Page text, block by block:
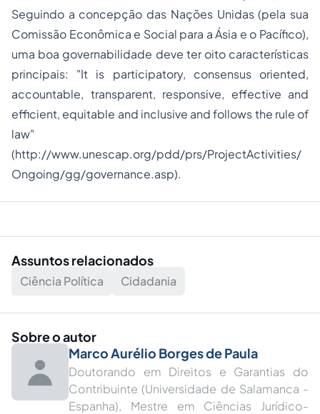
Seguindo a concepção das Nações Unidas (pela sua
Comissão Econômica e Social para a Ásia e o Pacífico),
uma boa governabilidade deve ter oito características
principais: "It is participatory, consensus oriented,
accountable, transparent, responsive, effective and
efficient, equitable and inclusive and follows the rule of
law"
(http://www.unescap.org/pdd/prs/ProjectActivities/
Ongoing/gg/governance.asp).
Assuntos relacionados
Ciência Política Cidadania
Sobre o autor
Marco Aurélio Borges de Paula
Doutorando em Direitos e Garantias do
Contribuinte (Universidade de Salamanca -
Espanha), Mestre em Ciências Jurídico-